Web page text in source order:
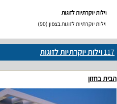
וילות יוקרתיות לזוגות
וילות יוקרתיות לזוגות בצפון (90)
117וילות יוקרתיות לזוגות
הבית בחזון